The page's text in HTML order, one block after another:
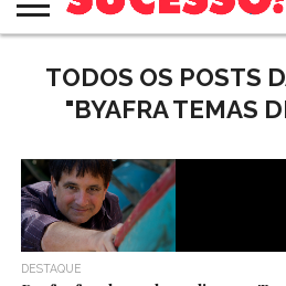
TODOS OS POSTS
"BYAFRA TEMAS
DESTAQUE